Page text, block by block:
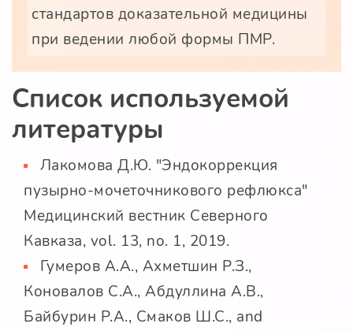
стандартов доказательной медицины
при ведении любой формы ПМР.
Список используемой
литературы
Лакомова Д.Ю. "Эндокоррекция
пузырно-мочеточникового рефлюкса"
Медицинский вестник Северного
Кавказа, vol. 13, no. 1, 2019.
Гумеров А.А., Ахметшин Р.З.,
Коновалов С.А., Абдуллина А.В.,
Байбурин Р.А., Смаков Ш.С., and